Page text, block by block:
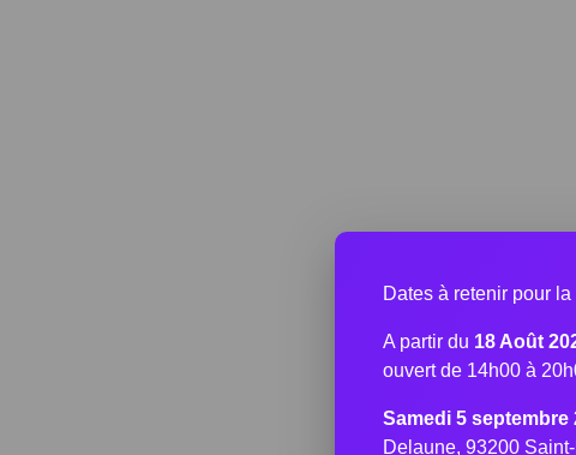
Dates à retenir pour
A partir du 18 Août
ouvert de 14h00 à
Samedi 5 septembre
Delaune, 93200